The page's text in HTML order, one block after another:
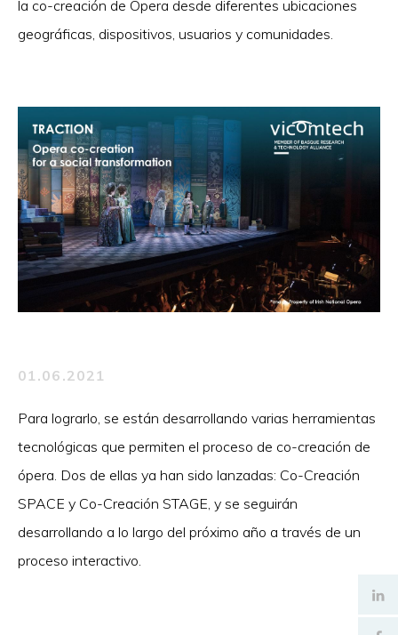
la co-creación de Opera desde diferentes ubicaciones
geográficas, dispositivos, usuarios y comunidades.
01.06.2021
Para lograrlo, se están desarrollando varias herramientas
tecnológicas que permiten el proceso de co-creación de
ópera. Dos de ellas ya han sido lanzadas: Co-Creación
SPACE y Co-Creación STAGE, y se seguirán
desarrollando a lo largo del próximo año a través de un
proceso interactivo.